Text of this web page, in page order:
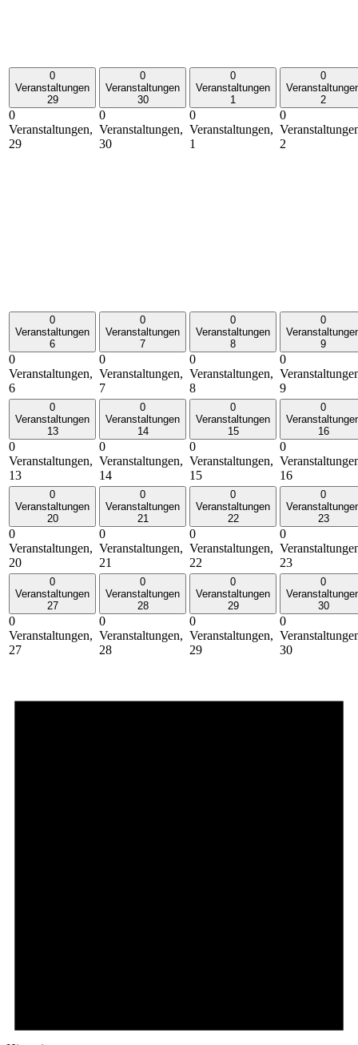
0
Veranstaltungen
29
0
Veranstaltungen,
29
0
Veranstaltungen
30
0
Veranstaltungen,
30
0
Veranstaltungen
1
0
Veranstaltungen,
1
0
2
0
2
0
Veranstaltungen
6
0
Veranstaltungen,
6
0
Veranstaltungen
7
0
Veranstaltungen,
7
0
Veranstaltungen
8
0
Veranstaltungen,
8
0
9
0
9
0
Veranstaltungen
13
0
Veranstaltungen,
13
0
Veranstaltungen
14
0
Veranstaltungen,
14
0
Veranstaltungen
15
0
Veranstaltungen,
15
0
16
0
16
0
Veranstaltungen
20
0
Veranstaltungen,
20
0
Veranstaltungen
21
0
Veranstaltungen,
21
0
Veranstaltungen
22
0
Veranstaltungen,
22
0
23
0
23
0
Veranstaltungen
27
0
Veranstaltungen,
27
0
Veranstaltungen
28
0
Veranstaltungen,
28
0
Veranstaltungen
29
0
Veranstaltungen,
29
0
30
0
30